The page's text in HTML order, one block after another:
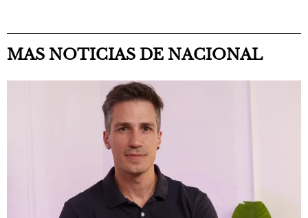
MAS NOTICIAS DE NACIONAL